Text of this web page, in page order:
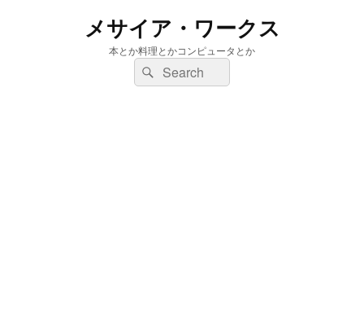
メサイア・ワークス
本とか料理とかコンピュータとか
検
索:
検
索